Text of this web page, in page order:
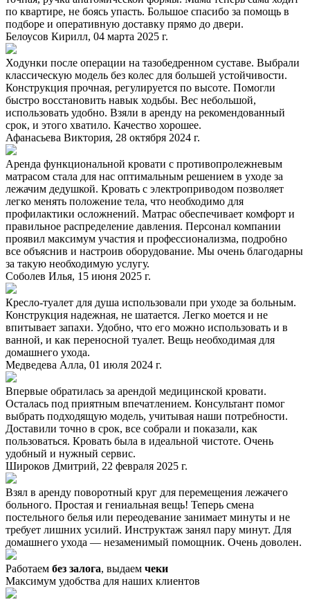
по квартире, не боясь упасть. Большое спасибо за помощь в
подборе и оперативную доставку прямо до двери.
Белоусов Кирилл, 04 марта 2025 г.
Ходунки после операции на тазобедренном суставе. Выбрали
классическую модель без колес для большей устойчивости.
Конструкция прочная, регулируется по высоте. Помогли
быстро восстановить навык ходьбы. Вес небольшой,
использовать удобно. Взяли в аренду на рекомендованный
срок, и этого хватило. Качество хорошее.
Афанасьева Виктория, 28 октября 2024 г.
Аренда функциональной кровати с противопролежневым
матрасом стала для нас оптимальным решением в уходе за
лежачим дедушкой. Кровать с электроприводом позволяет
легко менять положение тела, что необходимо для
профилактики осложнений. Матрас обеспечивает комфорт и
правильное распределение давления. Персонал компании
проявил максимум участия и профессионализма, подробно
все объяснив и настроив оборудование. Мы очень благодарны
за такую необходимую услугу.
Соболев Илья, 15 июня 2025 г.
Кресло-туалет для душа использовали при уходе за больным.
Конструкция надежная, не шатается. Легко моется и не
впитывает запахи. Удобно, что его можно использовать и в
ванной, и как переносной туалет. Вещь необходимая для
домашнего ухода.
Медведева Алла, 01 июля 2024 г.
Впервые обратилась за арендой медицинской кровати.
Осталась под приятным впечатлением. Консультант помог
выбрать подходящую модель, учитывая наши потребности.
Доставили точно в срок, все собрали и показали, как
пользоваться. Кровать была в идеальной чистоте. Очень
удобный и нужный сервис.
Широков Дмитрий, 22 февраля 2025 г.
Взял в аренду поворотный круг для перемещения лежачего
больного. Простая и гениальная вещь! Теперь смена
постельного белья или переодевание занимает минуты и не
требует лишних усилий. Инструктаж занял пару минут. Для
домашнего ухода — незаменимый помощник. Очень доволен.
Работаем без залога, выдаем чеки
Максимум удобства для наших клиентов